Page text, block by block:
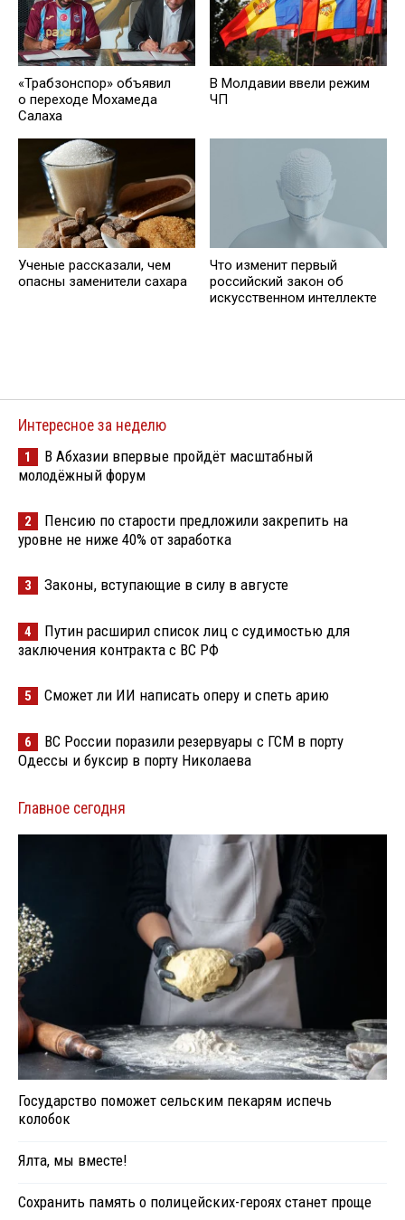
«Трабзонспор» объявил
о переходе Мохамеда
Салаха
В Молдавии ввели режим
ЧП
Ученые рассказали, чем
опасны заменители сахара
Что изменит первый
российский закон об
искусственном интеллекте
Интересное за неделю
1
В Абхазии впервые пройдёт масштабный
молодёжный форум
2
Пенсию по старости предложили закрепить на
уровне не ниже 40% от заработка
3 Законы, вступающие в силу в августе
4
Путин расширил список лиц с судимостью для
заключения контракта с ВС РФ
5 Сможет ли ИИ написать оперу и спеть арию
6
ВС России поразили резервуары с ГСМ в порту
Одессы и буксир в порту Николаева
Главное сегодня
Государство поможет сельским пекарям испечь
колобок
Ялта, мы вместе!
Сохранить память о полицейских-героях станет проще